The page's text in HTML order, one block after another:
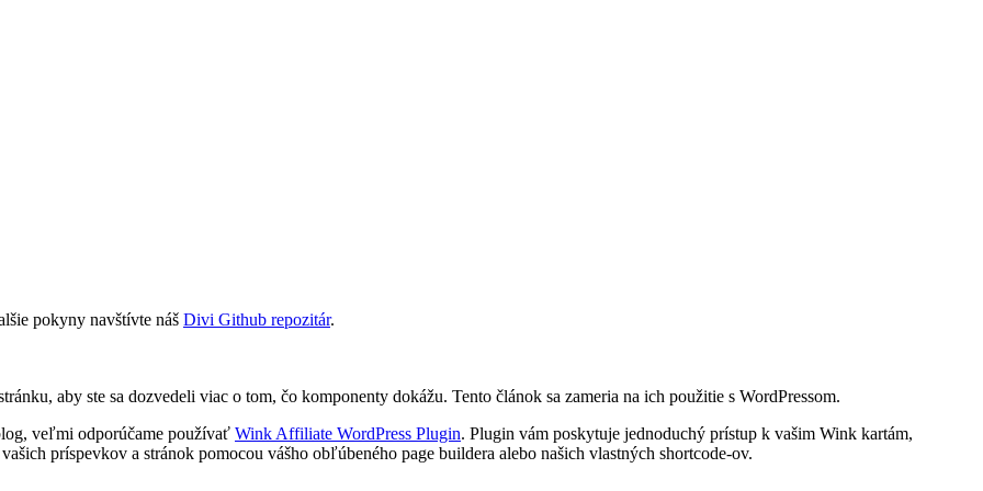
pokyny navštívte náš Divi Github repozitár.
aby ste sa dozvedeli viac o tom, čo komponenty dokážu. Tento článok sa zameria na ich použitie s WordPressom.
veľmi odporúčame používať Wink Affiliate WordPress Plugin. Plugin vám poskytuje jednoduchý prístup k vašim Wink kartám,
príspevkov a stránok pomocou vášho obľúbeného page buildera alebo našich vlastných shortcode-ov.